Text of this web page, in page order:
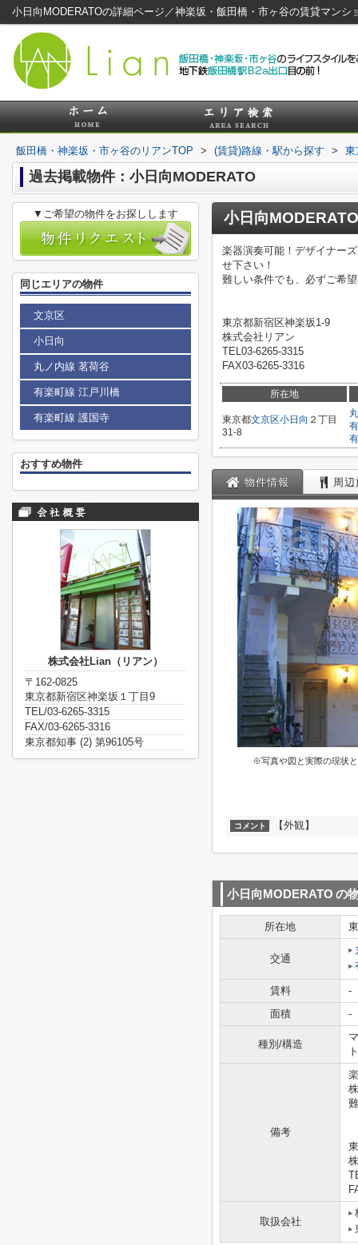
小日向MODERATOの詳細ページ／神楽坂・飯田橋・市ヶ谷の賃貸マンシ
飯田橋・神楽坂・市ヶ谷のリアンTOP > (賃貸)路線・駅から探す > 東
過去掲載物件：小日向MODERATO
小日向MODERATO
楽器演奏可能！デザイナー
せ下さい！
難しい条件でも、必ずご希
東京都新宿区神楽坂1-9
株式会社リアン
TEL03-6265-3315
FAX03-6265-3316
所在地
東京都文京区小日向 ２丁目
31-8
物件情報 周
※写真や図と実際の現状
コメント 【外観】
小日向MODERATO の
所在地
交通
賃料
-
面積
-
種別/構造
ト
備考
取扱会社
▼ご希望の物件をお探しします
同じエリアの物件
文京区
小日向
丸ノ内線 茗荷谷
有楽町線 江戸川橋
有楽町線 護国寺
おすすめ物件
株式会社Lian（リアン）
〒162-0825
東京都新宿区神楽坂１丁目9
TEL/03-6265-3315
FAX/03-6265-3316
東京都知事 (2) 第96105号